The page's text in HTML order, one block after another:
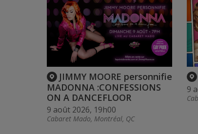
JIMMY MOORE personnifie
MADONNA :CONFESSIONS
ON A DANCEFLOOR
9 août 2026, 19h00
Cabaret Mado, Montréal, QC
9